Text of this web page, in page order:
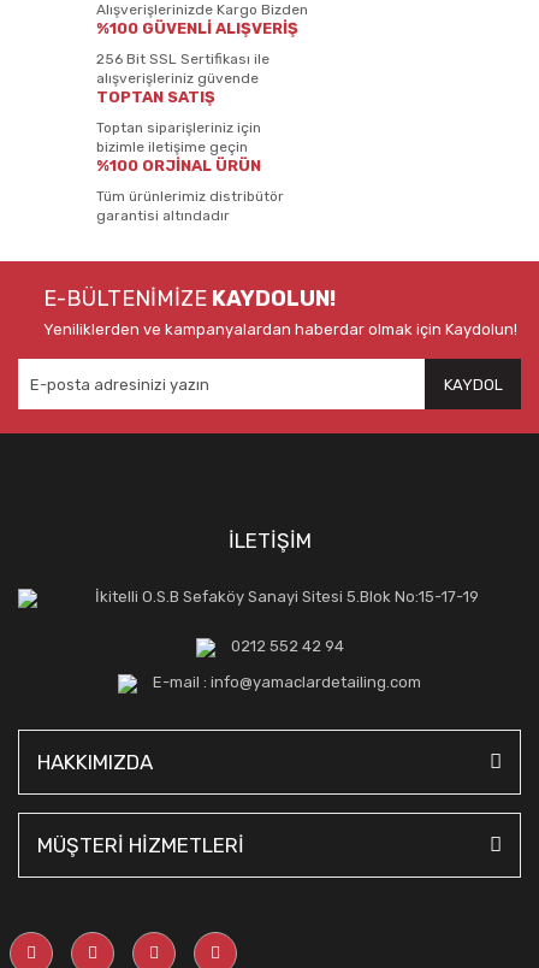
Alışverişlerinizde Kargo Bizden
%100 GÜVENLİ ALIŞVERİŞ
256 Bit SSL Sertifikası ile
alışverişleriniz güvende
TOPTAN SATIŞ
Toptan siparişleriniz için
bizimle iletişime geçin
%100 ORJİNAL ÜRÜN
Tüm ürünlerimiz distribütör
garantisi altındadır
E-BÜLTENİMİZE KAYDOLUN!
Yeniliklerden ve kampanyalardan haberdar olmak için Kaydolun!
KAYDOL
İLETİŞİM
İkitelli O.S.B Sefaköy Sanayi Sitesi 5.Blok No:15-17-19
0212 552 42 94
E-mail : info@yamaclardetailing.com
HAKKIMIZDA
MÜŞTERİ HİZMETLERİ